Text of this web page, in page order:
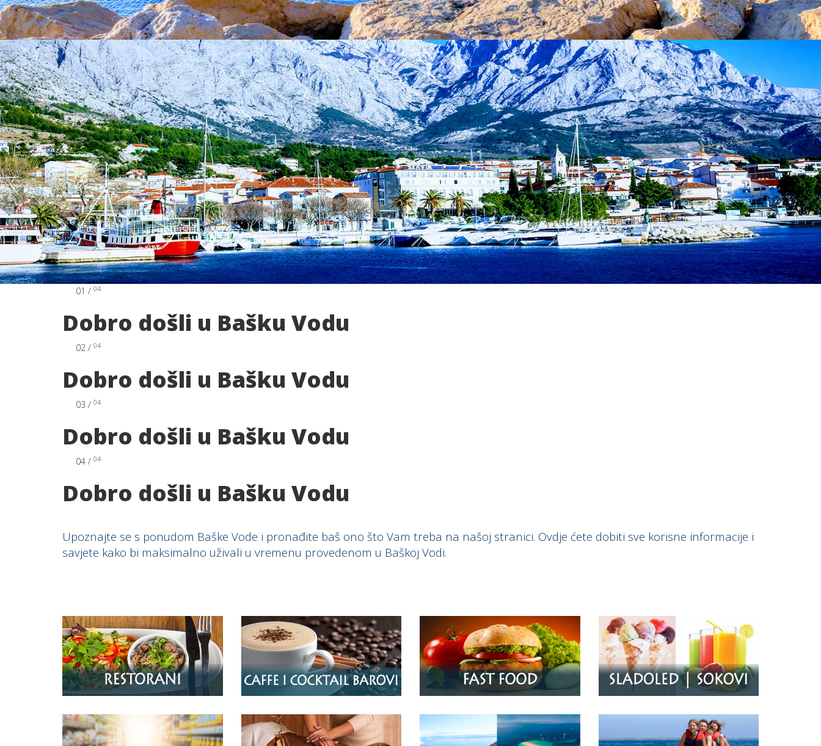
01 / 04
Dobro došli u Bašku Vodu
02 / 04
Dobro došli u Bašku Vodu
03 / 04
Dobro došli u Bašku Vodu
04 / 04
Dobro došli u Bašku Vodu
Upoznajte se s ponudom Baške Vode i pronađite baš ono što Vam treba na našoj stranici. Ovdje ćete dobiti sve korisne informacije i
savjete kako bi maksimalno uživali u vremenu provedenom u Baškoj Vodi.